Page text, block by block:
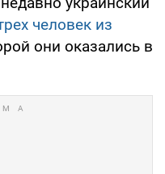
человек из
они оказались в